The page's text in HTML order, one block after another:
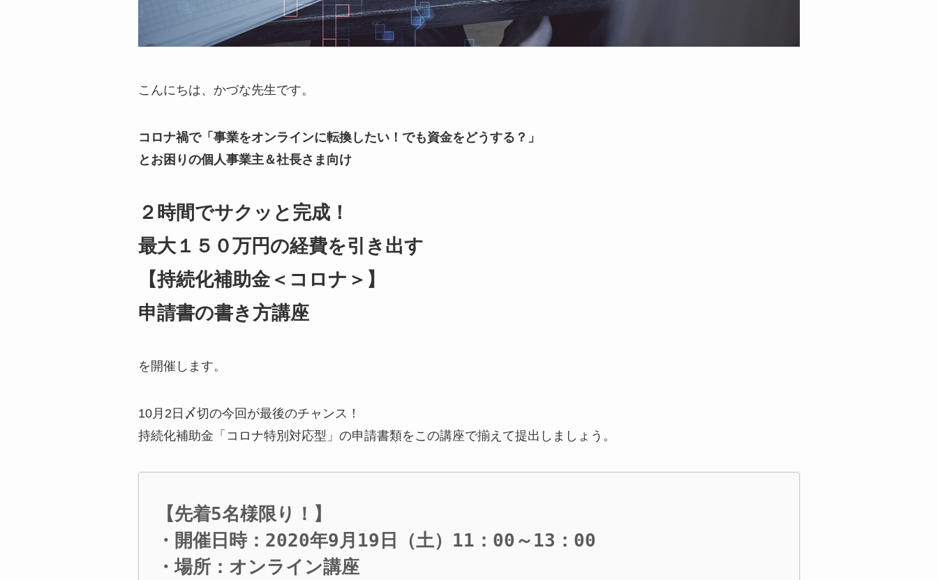
こんにちは、かづな先生です。
コロナ禍で「事業をオンラインに転換したい！でも資金をどうする？」
とお困りの個人事業主＆社長さま向け
２時間でサクッと完成！
最大１５０万円の経費を引き出す
【持続化補助金＜コロナ＞】
申請書の書き方講座
を開催します。
10月2日〆切の今回が最後のチャンス！
持続化補助金「コロナ特別対応型」の申請書類をこの講座で揃えて提出しましょう。
【先着5名様限り！】
・開催日時：2020年9月19日（土）11：00～13：00
・場所：オンライン講座